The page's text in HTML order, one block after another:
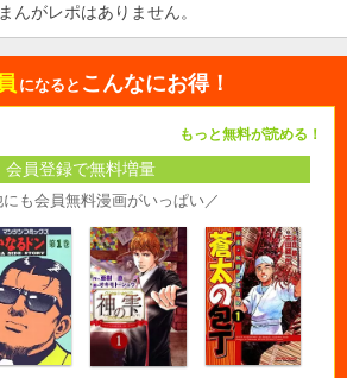
んがレポはありません。
になると こんなにお得！
もっと無料が読める！
会員登録で無料増量
にも会員無料漫画がいっぱい／